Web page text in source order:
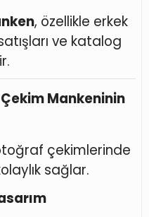
, özellikle erkek
ve katalog
Mankeninin
çekimlerinde
sağlar.